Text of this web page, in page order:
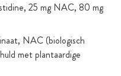
25 mg NAC, 80 mg
NAC (biologisch
met plantaardige